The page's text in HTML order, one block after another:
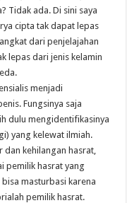
Tidak ada. Di sini saya
cipta tak dapat lepas
dari penjelajahan
lepas dari jenis kelamin
menjadi
Fungsinya saja
dulu mengidentifikasinya
yang kelewat ilmiah.
kehilangan hasrat,
pemilik hasrat yang
masturbasi karena
pemilik hasrat.